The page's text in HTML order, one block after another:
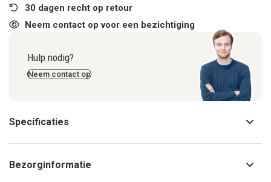
30 dagen recht op retour
Neem contact op voor een bezichtiging
Hulp nodig?
Neem contact op
Specificaties
Bezorginformatie